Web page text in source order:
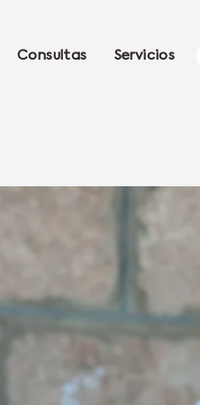
Consultas Servicios